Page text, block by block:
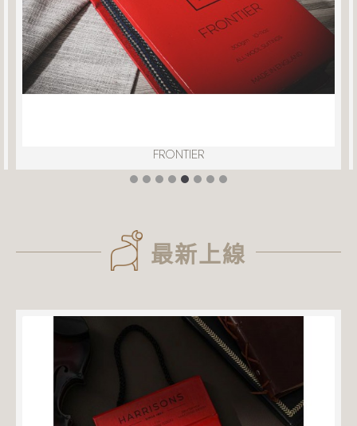
FRONTIER
最新上線